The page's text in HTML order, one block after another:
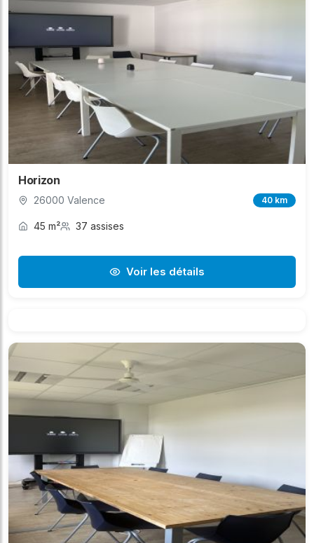
Horizon
26000 Valence 40 km
45 m² 37 assises
Voir les détails